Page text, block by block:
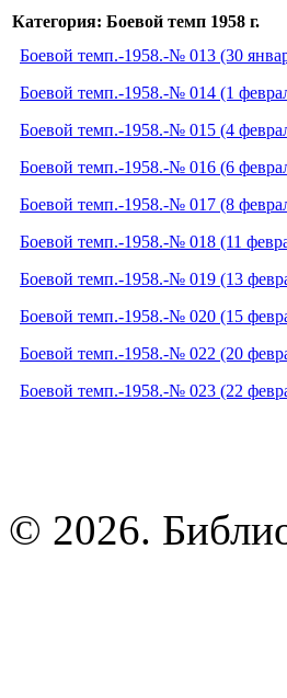
Категория: Боевой темп 1958 г.
Боевой темп.-1958.-№ 013 (30
Боевой темп.-1958.-№ 014 (1
Боевой темп.-1958.-№ 015 (4
Боевой темп.-1958.-№ 016 (6
Боевой темп.-1958.-№ 017 (8
Боевой темп.-1958.-№ 018 (11
Боевой темп.-1958.-№ 019 (13
Боевой темп.-1958.-№ 020 (15
Боевой темп.-1958.-№ 022 (20
Боевой темп.-1958.-№ 023 (22
© 2026.